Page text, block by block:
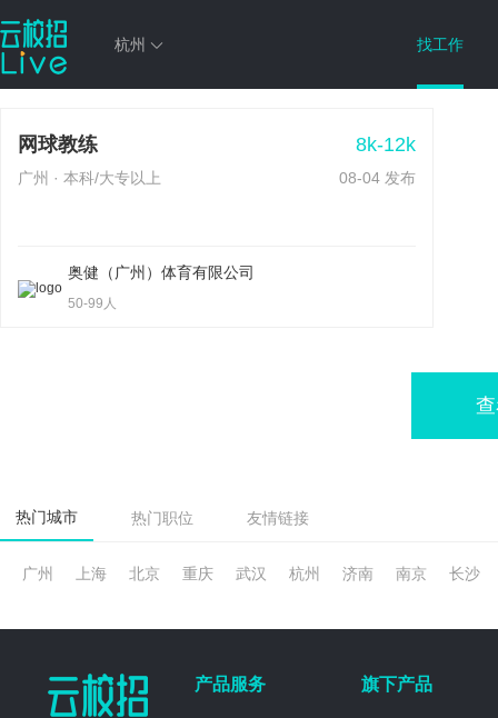
杭州 找工作
热门职位
网球教练 8k-12k
广州 · 本科/大专以上 08-04 发布
奥健（广州）体育有限公司
50-99人
热门城市 热门职位 友情链接
广州 上海 北京 重庆 武汉 杭州 济南 南京 长沙
产品服务 旗下产品